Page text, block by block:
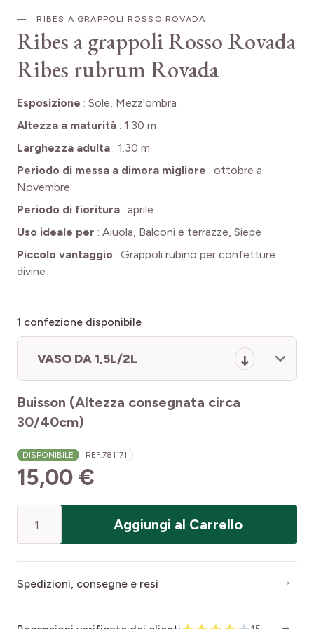
RIBES A GRAPPOLI ROSSO ROVADA
Ribes a grappoli Rosso Rovada
Ribes rubrum Rovada
Esposizione : Sole, Mezz'ombra
Altezza a maturità : 1.30 m
Larghezza adulta : 1.30 m
Periodo di messa a dimora migliore : ottobre a
Novembre
Periodo di fioritura : aprile
Uso ideale per : Aiuola, Balconi e terrazze, Siepe
Piccolo vantaggio : Grappoli rubino per confetture
divine
1 confezione disponibile
VASO DA 1,5L/2L
Buisson (Altezza consegnata circa
30/40cm)
DISPONIBILE REF.781171
15,00 €
Aggiungi al Carrello
Spedizioni, consegne e resi